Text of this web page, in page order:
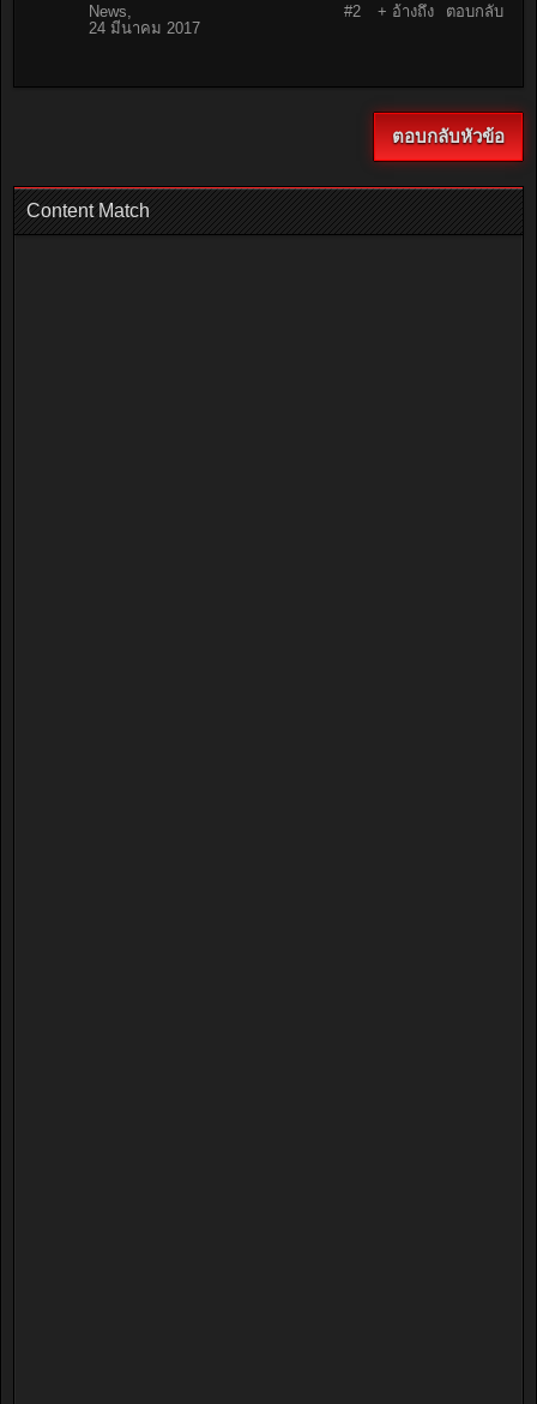
News
24 มีนาคม 2017
#2 + อ้างถึง ตอบกลับ
ตอบกลับหัวข้อ
Content Match